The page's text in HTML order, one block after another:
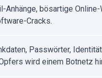
Anhänge, bösartige Online-
Cracks.
Passwörter,
wird einem Botnetz